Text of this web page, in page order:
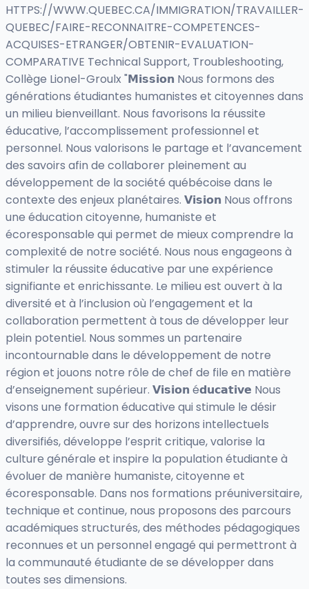
HTTPS://WWW.QUEBEC.CA/IMMIGRATION/TRAVAILLER-
QUEBEC/FAIRE-RECONNAITRE-COMPETENCES-
ACQUISES-ETRANGER/OBTENIR-EVALUATION-
COMPARATIVE Technical Support, Troubleshooting,
Collège Lionel-Groulx "𝗠𝗶𝘀𝘀𝗶𝗼𝗻 Nous formons des
générations étudiantes humanistes et citoyennes dans
un milieu bienveillant. Nous favorisons la réussite
éducative, l’accomplissement professionnel et
personnel. Nous valorisons le partage et l’avancement
des savoirs afin de collaborer pleinement au
développement de la société québécoise dans le
contexte des enjeux planétaires. 𝗩𝗶𝘀𝗶𝗼𝗻 Nous offrons
une éducation citoyenne, humaniste et
écoresponsable qui permet de mieux comprendre la
complexité de notre société. Nous nous engageons à
stimuler la réussite éducative par une expérience
signifiante et enrichissante. Le milieu est ouvert à la
diversité et à l’inclusion où l’engagement et la
collaboration permettent à tous de développer leur
plein potentiel. Nous sommes un partenaire
incontournable dans le développement de notre
région et jouons notre rôle de chef de file en matière
d’enseignement supérieur. 𝗩𝗶𝘀𝗶𝗼𝗻 é𝗱𝘂𝗰𝗮𝘁𝗶𝘃𝗲 Nous
visons une formation éducative qui stimule le désir
d’apprendre, ouvre sur des horizons intellectuels
diversifiés, développe l’esprit critique, valorise la
culture générale et inspire la population étudiante à
évoluer de manière humaniste, citoyenne et
écoresponsable. Dans nos formations préuniversitaire,
technique et continue, nous proposons des parcours
académiques structurés, des méthodes pédagogiques
reconnues et un personnel engagé qui permettront à
la communauté étudiante de se développer dans
toutes ses dimensions.